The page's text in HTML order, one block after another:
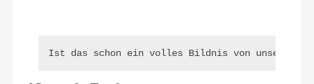
Ist das schon ein volles Bildnis von unserer